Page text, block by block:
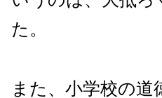
た。
また、小学校の